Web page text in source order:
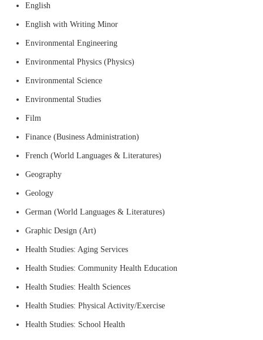
English
English with Writing Minor
Environmental Engineering
Environmental Physics (Physics)
Environmental Science
Environmental Studies
Film
Finance (Business Administration)
French (World Languages & Literatures)
Geography
Geology
German (World Languages & Literatures)
Graphic Design (Art)
Health Studies: Aging Services
Health Studies: Community Health Education
Health Studies: Health Sciences
Health Studies: Physical Activity/Exercise
Health Studies: School Health